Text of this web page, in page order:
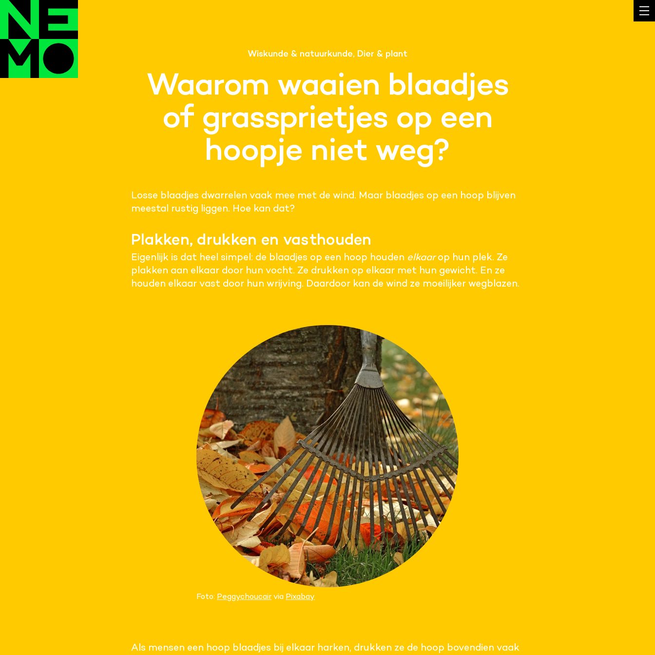
Wiskunde & natuurkunde, Dier & plant
Waarom waaien blaadjes
of grassprietjes op een
hoopje niet weg?
Losse blaadjes dwarrelen vaak mee met de wind. Maar blaadjes op een hoop blijven
meestal rustig liggen. Hoe kan dat?
Plakken, drukken en vasthouden
Eigenlijk is dat heel simpel: de blaadjes op een hoop houden elkaarop hun plek. Ze
plakken aan elkaar door hun vocht. Ze drukken op elkaar met hun gewicht. En ze
houden elkaar vast door hun wrijving. Daardoor kan de wind ze moeilijker wegblazen.
Foto: Peggychoucair via Pixabay
Als mensen een hoop blaadjes bij elkaar harken, drukken ze de hoop bovendien vaak